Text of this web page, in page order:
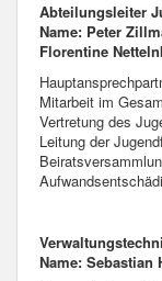
Abteilungsleiter
Name: Peter
Florentine
Mitarbeit im
Vertretung des
Leitung der
Name: Sebastian